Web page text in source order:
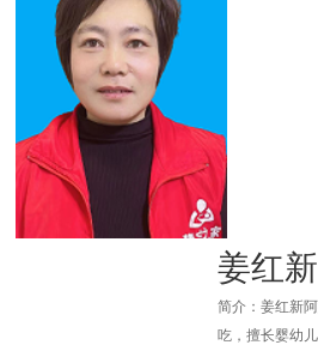
姜红新
简介：姜红新
吃，擅长婴幼